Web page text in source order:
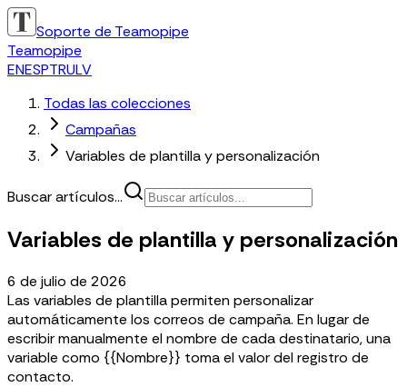
Soporte de Teamopipe
Teamopipe
ENESPTRULV
Todas las colecciones
Campañas
Variables de plantilla y personalización
Buscar artículos...
Variables de plantilla y personalización
6 de julio de 2026
Las variables de plantilla permiten personalizar
automáticamente los correos de campaña. En lugar de
escribir manualmente el nombre de cada destinatario, una
variable como {{Nombre}} toma el valor del registro de
contacto.